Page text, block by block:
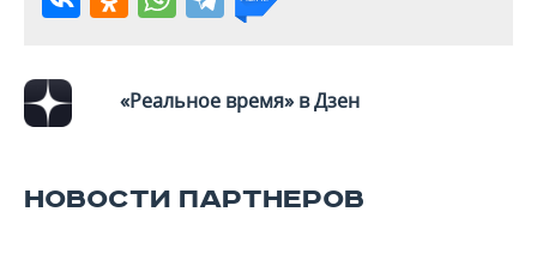
«Реальное время» в Дзен
НОВОСТИ ПАРТНЕРОВ